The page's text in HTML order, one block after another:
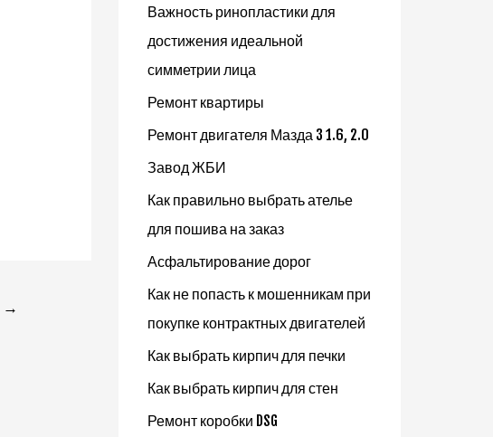
→
Важность ринопластики для
достижения идеальной
симметрии лица
Ремонт квартиры
Ремонт двигателя Мазда 3 1.6, 2.0
Завод ЖБИ
Как правильно выбрать ателье
для пошива на заказ
Асфальтирование дорог
Как не попасть к мошенникам при
покупке контрактных двигателей
Как выбрать кирпич для печки
Как выбрать кирпич для стен
Ремонт коробки DSG